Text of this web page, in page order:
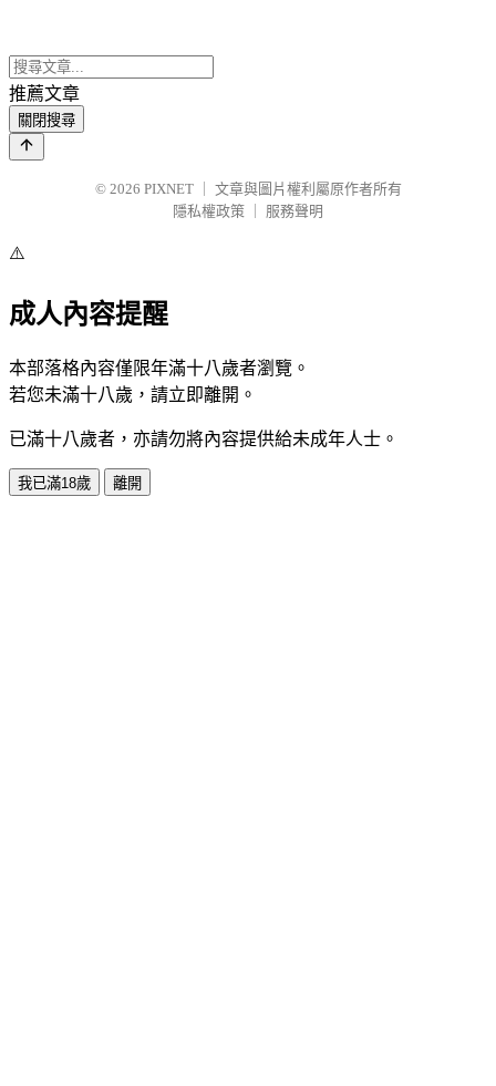
推薦文章
關閉搜尋
© 2026 PIXNET
文章與圖片權利屬原作者所有
隱私權政策
服務聲明
⚠️
成人內容提醒
本部落格內容僅限年滿十八歲者瀏覽。
若您未滿十八歲，請立即離開。
已滿十八歲者，亦請勿將內容提供給未成年人士。
我已滿18歲 離開